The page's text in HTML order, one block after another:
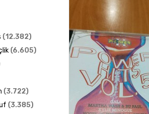
(12.382)
(6.605)
(3.722)
(3.385)